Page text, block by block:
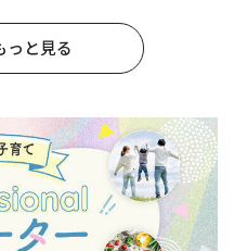
っと見る